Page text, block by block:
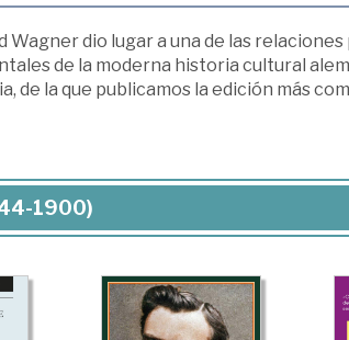
dio lugar a una de las
de la moderna historia cultural
de la que publicamos la edición más
1900)